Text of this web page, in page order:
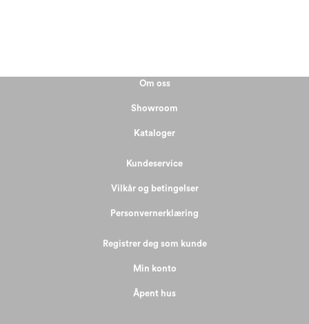
Om oss
Showroom
Kataloger
Kundeservice
Vilkår og betingelser
Personvernerklæring
Registrer deg som kunde
Min konto
Åpent hus